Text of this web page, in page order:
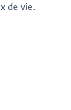
de vie.